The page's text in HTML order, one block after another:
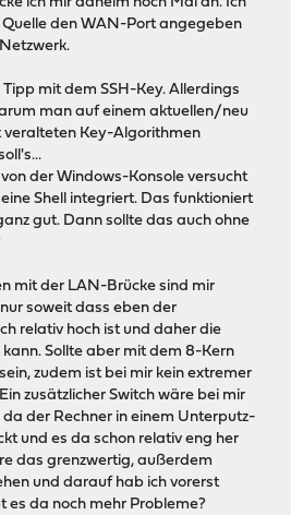
den WAN-Port angegeben
mit dem SSH-Key. Allerdings
man auf einem aktuellen/neu
veralteten Key-Algorithmen
der Windows-Konsole versucht
Shell integriert. Das funktioniert
gut. Dann sollte das auch ohne
mit der LAN-Brücke sind mir
soweit dass eben der
relativ hoch ist und daher die
Sollte aber mit dem 8-Kern
zudem ist bei mir kein extremer
zusätzlicher Switch wäre bei mir
der Rechner in einem Unterputz-
und es da schon relativ eng her
das grenzwertig, außerdem
und darauf hab ich vorerst
es da noch mehr Probleme?